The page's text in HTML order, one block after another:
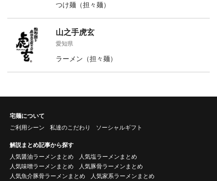
つけ麺（担々麺）
山之手虎玄
愛知県
ラーメン（担々麺）
宅麺について
ご利用シーン
私達のこだわり ソーシャルギフト
解説まとめ記事から探す
人気醤油ラーメンまとめ
人気塩ラーメンまとめ
人気味噌ラーメンまとめ
人気豚骨ラーメンまとめ
人気魚介豚骨ラーメンまとめ
人気家系ラーメンまとめ